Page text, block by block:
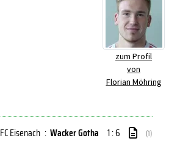
zum Profil
von
Florian Möhring
FC Eisenach : Wacker Gotha 1 : 6 (1)